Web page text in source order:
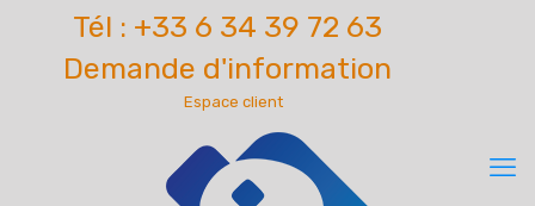
Tél : +33 6 34 39 72 63
Demande d'information
Espace client